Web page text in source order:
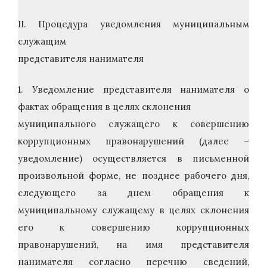
II. Процедура уведомления муниципальным
служащим
представителя нанимателя
1. Уведомление представителя нанимателя о
фактах обращения в целях склонения
муниципального служащего к совершению
коррупционных правонарушений (далее –
уведомление) осуществляется в письменной
произвольной форме, не позднее рабочего дня,
следующего за днем обращения к
муниципальному служащему в целях склонения
его к совершению коррупционных
правонарушений, на имя представителя
нанимателя согласно перечню сведений,